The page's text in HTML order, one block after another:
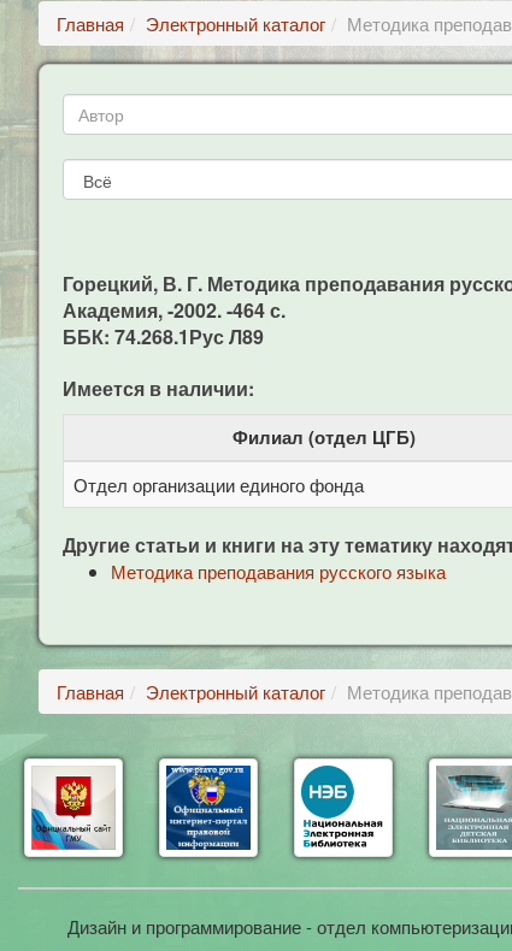
Главная Электронный каталог Методика
Горецкий, В. Г. Методика преподавания
Академия, -2002. -464 с.
ББК: 74.268.1Рус Л89
Имеется в наличии:
Филиал (отдел ЦГБ)
Отдел организации единого фонда
Другие статьи и книги на эту тематику
Методика преподавания русского языка
Главная Электронный каталог Методика
Дизайн и программирование - отдел